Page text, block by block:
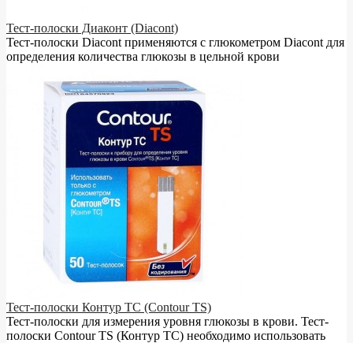
Тест-полоски Диаконт (Diacont)
Тест-полоски Diacont применяются с глюкометром Diacont для
определения количества глюкозы в цельной крови
Тест-полоски Контур ТС (Contour TS)
Тест-полоски для измерения уровня глюкозы в крови. Тест-
полоски Contour TS (Контур ТС) необходимо использовать